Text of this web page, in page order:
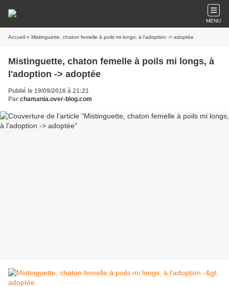
MENU
Accueil » Mistinguette, chaton femelle à poils mi longs, à l'adoption -> adoptée
Mistinguette, chaton femelle à poils mi longs, à
l'adoption -> adoptée
Publié le 19/09/2016 à 21:21
Par chamania.over-blog.com